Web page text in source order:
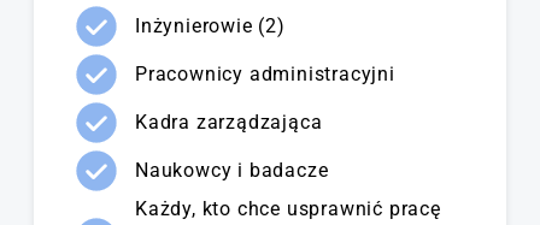
Inżynierowie (2)
Pracownicy administracyjni
Kadra zarządzająca
Naukowcy i badacze
Każdy, kto chce usprawnić pracę